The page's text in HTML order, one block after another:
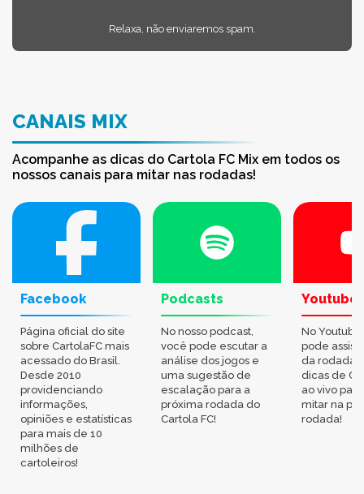
Relaxa, não enviaremos spam.
CANAIS MIX
Acompanhe as dicas do Cartola FC Mix em todos os
nossos canais para mitar nas rodadas!
Facebook
Página oficial do site
sobre CartolaFC mais
acessado do Brasil.
Desde 2010
providenciando
informações,
opiniões e estatísticas
para mais de 10
milhões de
cartoleiros!
Podcasts
No nosso podcast,
você pode escutar a
análise dos jogos e
uma sugestão de
escalação para a
próxima rodada do
Cartola FC!
Youtube
No
pode
da rodada,
dicas de
ao vivo
mitar na
rodada!